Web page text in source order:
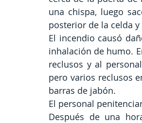
una chispa, luego
posterior de la celda
El incendio causó
inhalación de humo.
reclusos y al
pero varios reclusos
barras de jabón.
El personal
Después de una